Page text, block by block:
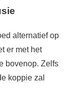
alternatief op
er met het
bovenop. Zelfs
koppie zal